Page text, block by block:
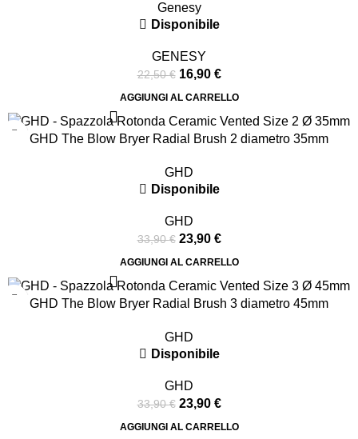
Genesy
Disponibile
GENESY
22,50€ 16,90 €
AGGIUNGI AL CARRELLO
-29%
GHD The Blow Bryer Radial Brush 2 diametro 35mm
GHD
Disponibile
GHD
33,90€ 23,90 €
AGGIUNGI AL CARRELLO
-29%
GHD The Blow Bryer Radial Brush 3 diametro 45mm
GHD
Disponibile
GHD
33,90€ 23,90 €
AGGIUNGI AL CARRELLO